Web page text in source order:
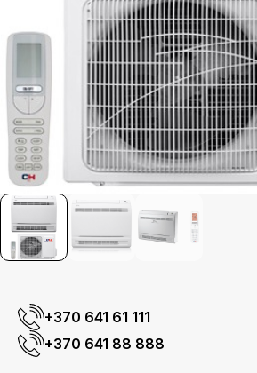
+370 641 61 111
+370 641 88 888